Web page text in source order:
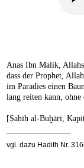
Anas Ibn Malik,
dass der Prophet,
im Paradies einen
lang reiten kann, ohne
[Ṣaḥīḥ al-Buḫārī,
vgl. dazu Hadith Nr.